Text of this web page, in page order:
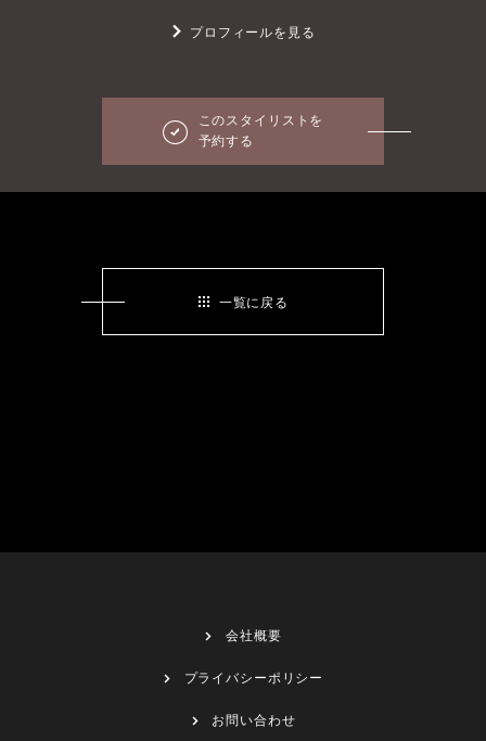
プロフィールを見る
このスタイリストを
予約する
一覧に戻る
会社概要
プライバシーポリシー
お問い合わせ